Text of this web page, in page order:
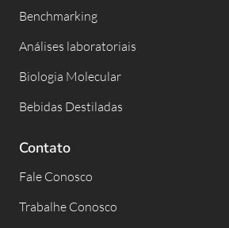
Benchmarking
Análises laboratoriais
Biologia Molecular
Bebidas Destiladas
Contato
Fale Conosco
Trabalhe Conosco